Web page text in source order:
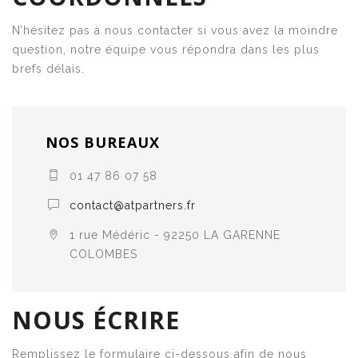
N’hésitez pas à nous contacter si vous avez la moindre
question, notre équipe vous répondra dans les plus
brefs délais.
NOS BUREAUX
01 47 86 07 58
contact@atpartners.fr
1 rue Médéric - 92250 LA GARENNE
COLOMBES
NOUS ÉCRIRE
Remplissez le formulaire ci-dessous afin de nous